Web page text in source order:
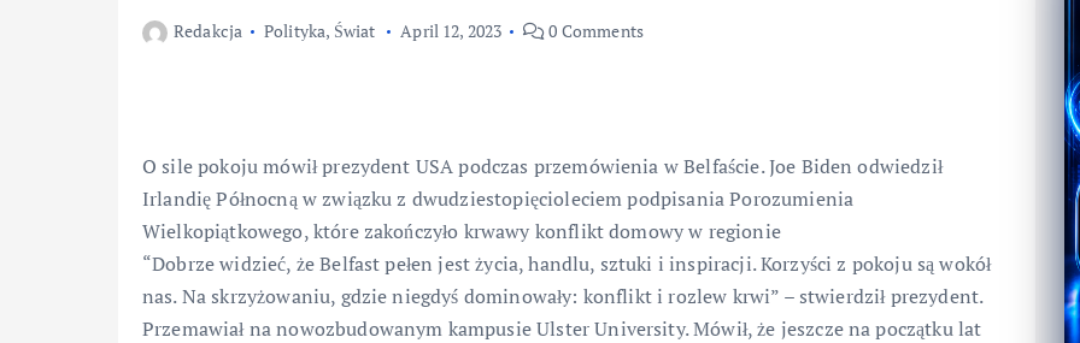
Redakcja Polityka, Świat April 12, 2023 0 Comments
O sile pokoju mówił prezydent USA podczas przemówienia w Belfaście. Joe Biden odwiedził
Irlandię Północną w związku z dwudziestopięcioleciem podpisania Porozumienia
Wielkopiątkowego, które zakończyło krwawy konflikt domowy w regionie
“Dobrze widzieć, że Belfast pełen jest życia, handlu, sztuki i inspiracji. Korzyści z pokoju są wokół
nas. Na skrzyżowaniu, gdzie niegdyś dominowały: konflikt i rozlew krwi” – stwierdził prezydent.
Przemawiał na nowozbudowanym kampusie Ulster University. Mówił, że jeszcze na początku lat